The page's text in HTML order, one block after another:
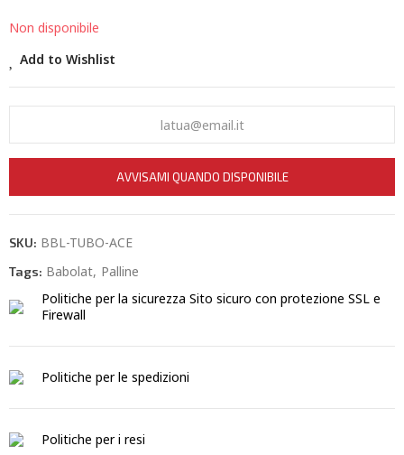
Non disponibile
Add to Wishlist
AVVISAMI QUANDO DISPONIBILE
SKU: BBL-TUBO-ACE
Tags: Babolat Palline
Politiche per la sicurezza Sito sicuro con protezione SSL e
Firewall
Politiche per le spedizioni
Politiche per i resi